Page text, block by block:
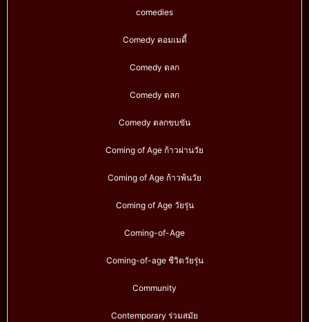
comedies
Comedy คอมเมดี้
Comedy ตลก
Comedy ตลก
Comedy ตลกขบขัน
Coming of Age ก้าวผ่านวัย
Coming of Age ก้าวพ้นวัย
Coming of Age วัยรุ่น
Coming-of-Age
Coming-of-age ชีวิตวัยรุ่น
Community
Contemporary ร่วมสมัย